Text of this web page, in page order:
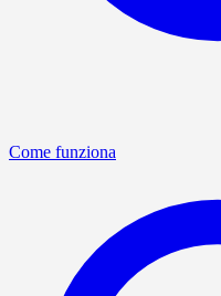
Come funziona